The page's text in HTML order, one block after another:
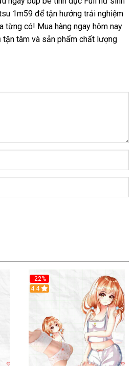
1m59 để tận hưởng trải nghiệm
từng có! Mua hàng ngay hôm nay
tâm và sản phẩm chất lượng
-22%
Hot
4.4